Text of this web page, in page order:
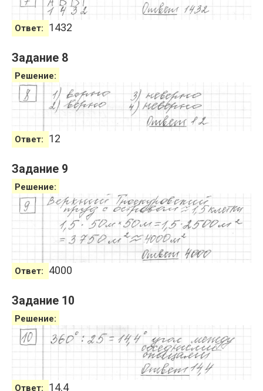
Ответ: 1432
Задание 8
Решение:
Ответ: 12
Задание 9
Решение:
Ответ: 4000
Задание 10
Решение:
Ответ: 14.4